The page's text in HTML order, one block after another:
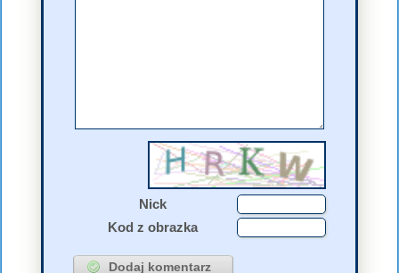
Nick
Kod z obrazka